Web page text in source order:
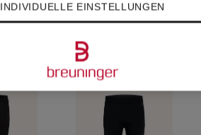
INDIVIDUELLE EINSTELLUNGEN